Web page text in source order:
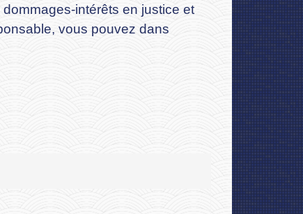
intérêts en justice et
vous pouvez dans